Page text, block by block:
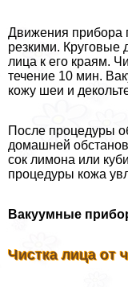
Движения прибора
резкими. Круговые
лица к его краям.
течение 10 мин.
кожу шеи и
После процедуры
домашней
сок лимона или
процедуры кожа
Вакуумные
Чистка лица от